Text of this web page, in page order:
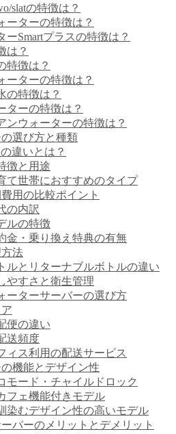
slatの特徴は？
ーターの特徴は？
ーSmartプラスの特徴は？
は？
特徴は？
ーターの特徴は？
の特徴は？
ターの特徴は？
ンウォーターの特徴は？
選び方と種類
違いとは？
徴と用途
て世帯におすすめのタイプ
用の比較ポイント
の内訳
ルの特徴
金・乗り換え特典の有無
法
ルとリターナブルボトルの違い
やすさと衛生管理
ーターサーバーの選び方
便の違い
送頻度
ィス利用の配送サービス
機能とデザイン性
モード・チャイルドロック
フェ機能付きモデル
染むデザイン性の高いモデル
バーのメリットとデメリット